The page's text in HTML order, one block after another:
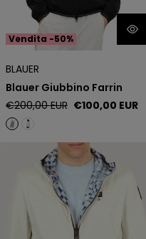
Vendita -50%
BLAUER
Blauer Giubbino Farrin
Prezzo
regolare
€200,00 EUR Prezzo
€100,00 EUR
Blauer Giubbino Reversibile